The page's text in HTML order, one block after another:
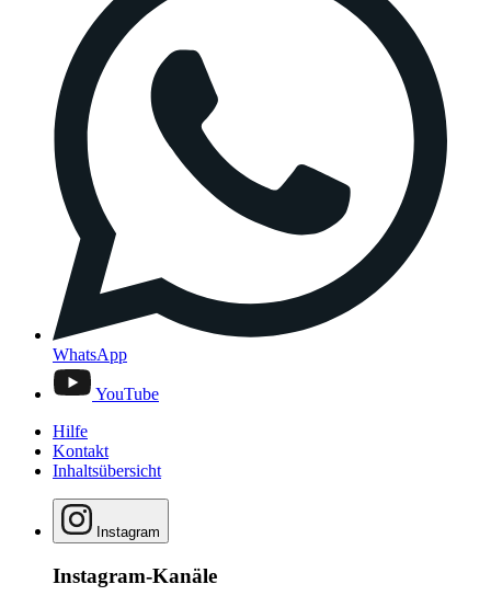
WhatsApp
YouTube
Hilfe
Kontakt
Inhaltsübersicht
Instagram
Instagram-Kanäle